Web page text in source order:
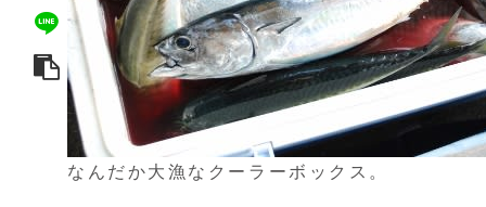
なんだか大漁なクーラーボックス。